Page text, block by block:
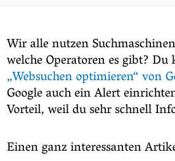
Wir alle nutzen
welche Operatoren es gibt?
„Websuchen optimieren“ von
Google auch ein Alert
Vorteil, weil du sehr schnell
Einen ganz interessanten